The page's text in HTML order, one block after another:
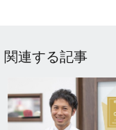
関連する記事